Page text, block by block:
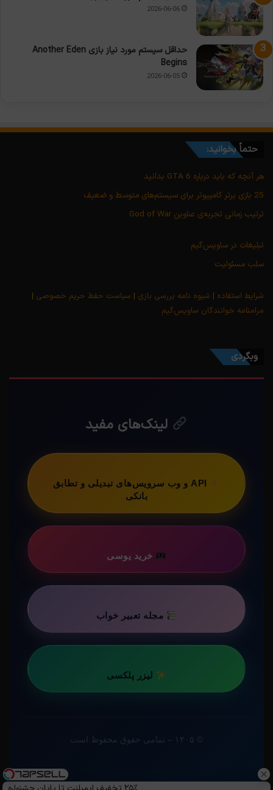
2026-06-06
حداقل سیستم مورد نیاز بازی Another Eden
Begins
2026-06-05
حتماً بخوانید:
هر آنچه که باید درباره GTA 6 بدانید
25 بازی برتر کامپیوتر برای سیستم‌های متوسط و ضعیف
ترتیب زمانی تجربه‌ی عناوین God of War
تبلیغات در ساویس‌گیم
سلب مسئولیت
شرایط استفاده | شیوه نامه بررسی بازی | سیاست حفظ حریم خصوصی |
مرامنامه خوانندگان ساویس‌گیم
وبگردی
لینک‌های مفید
API و وب سرویس‌های تبدیلی و تطابق
بانکی
خرید یوسی
مجله تعبیر خواب
لیزر پلکسی